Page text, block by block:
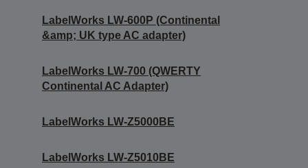
LabelWorks LW-600P (Continental
&amp; UK type AC adapter)
LabelWorks LW-700 (QWERTY
Continental AC Adapter)
LabelWorks LW-Z5000BE
LabelWorks LW-Z5010BE